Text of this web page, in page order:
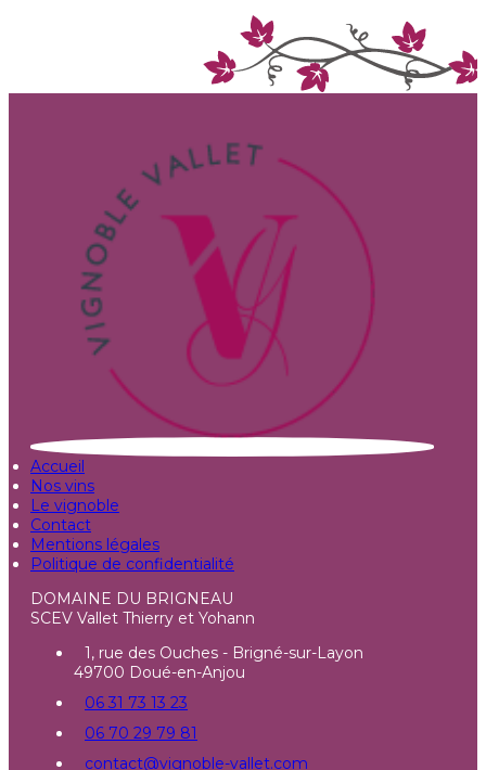
Accueil
Nos vins
Le vignoble
Contact
Mentions légales
Politique de confidentialité
DOMAINE DU BRIGNEAU
SCEV Vallet Thierry et Yohann
1, rue des Ouches - Brigné-sur-Layon
49700 Doué-en-Anjou
06 31 73 13 23
06 70 29 79 81
contact@vignoble-vallet.com